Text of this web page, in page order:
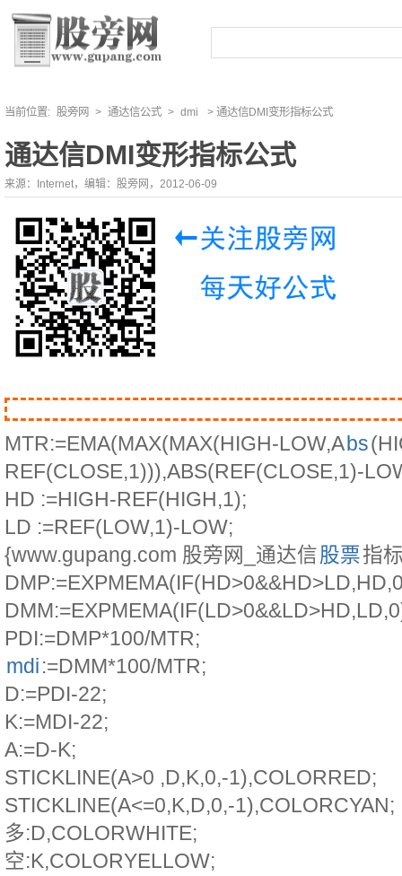
当前位置: 股旁网 > 通达信公式 > dmi > 通达信DMI变形指标公式
通达信DMI变形指标公式
来源：Internet，编辑：股旁网，2012-06-09
MTR:=EMA(MAX(MAX(HIGH-LOW,Abs
REF(CLOSE,1))),ABS(REF(CLOSE,1)-
HD :=HIGH-REF(HIGH,1);
LD :=REF(LOW,1)-LOW;
{www.gupang.com 股旁网_通达信股票指
PDI:=DMP*100/MTR;
mdi:=DMM*100/MTR;
D:=PDI-22;
K:=MDI-22;
A:=D-K;
STICKLINE(A>0 ,D,K,0,-1),COLORRED;
STICKLINE(A<=0,K,D,0,-1),COLORCYAN;
多:D,COLORWHITE;
空:K,COLORYELLOW;